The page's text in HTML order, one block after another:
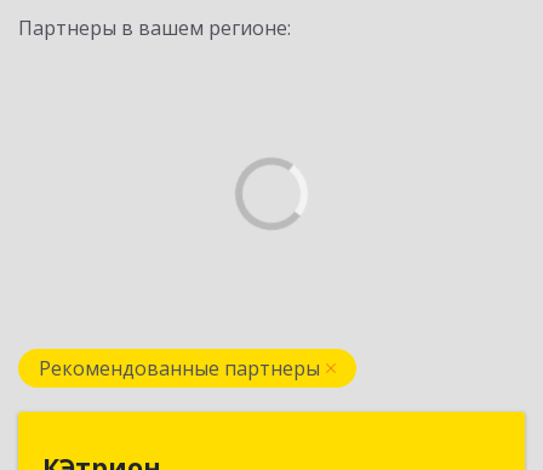
Партнеры в вашем регионе:
Рекомендованные партнеры